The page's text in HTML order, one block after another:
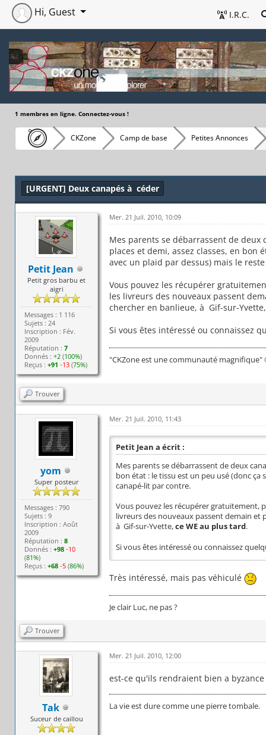
I.R.C.
Hi, Guest
1 membres en ligne. Connectez-vous !
CKZone Camp de base Petites Annonces
[URGENT] Deux canapés à céder
Petit Jean
Petit gros barbu et
aigri
Messages : 1 116
Sujets : 24
Inscription : Fév.
2009
Réputation :7
Donnés :+2 (100%)
Reçus :+91 -13 (75%)
Mer. 21 Juil. 2010, 10:09
Mes parents se débarrassent de deux
places et demi, assez classes, en bon
avec un plaid par dessus) mais le
Vous pouvez les récupérer
les livreurs des nouveaux passent
chercher en banlieue, à Gif-sur-
Si vous êtes intéressé ou connaissez
"CKZone est une communauté magnifique"
Trouver
yom
Super posteur
Messages : 790
Sujets : 9
Inscription : Août
2009
Réputation :8
Donnés :+98 -10
(81%)
Reçus :+68 -5 (86%)
Mer. 21 Juil. 2010, 11:43
Petit Jean a écrit :
Mes parents se débarrassent de deux
bon état : le tissu est un peu usé (donc ça
canapé-lit par contre.
Vous pouvez les récupérer gratuitement,
livreurs des nouveaux passent demain et
à Gif-sur-Yvette,ce WE au plus tard.
Si vous êtes intéressé ou connaissez
Très intéressé, mais pas véhiculé
Je clair Luc, ne pas ?
Trouver
Tak
Suceur de caillou
Mer. 21 Juil. 2010, 12:00
est-ce qu'ils rendraient bien a byzance
La vie est dure comme une pierre tombale.